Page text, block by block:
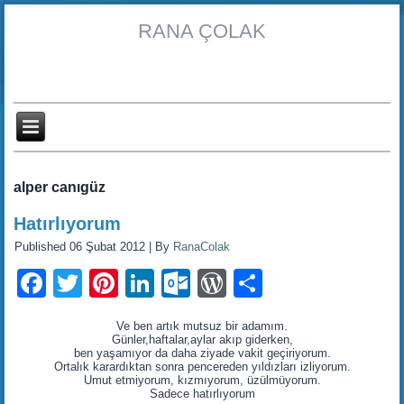
RANA ÇOLAK
alper canıgüz
Hatırlıyorum
Published 06 Şubat 2012 By RanaColak
Facebook
TwitterPinterest
LinkedIn
Outlook.com
WordPress
Ve ben artık mutsuz bir adamım.
Günler,haftalar,aylar akıp giderken,
ben yaşamıyor da daha ziyade vakit geçiriyorum.
Ortalık karardıktan sonra pencereden yıldızları izliyorum.
Umut etmiyorum, kızmıyorum, üzülmüyorum.
Sadece hatırlıyorum